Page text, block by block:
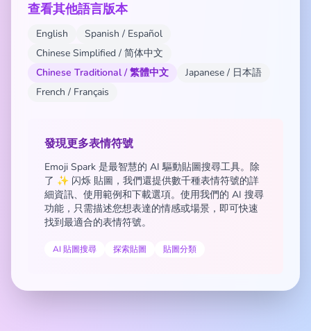
查看其他語言版本
English
Spanish / Español
Chinese Simplified / 简体中文
Chinese Traditional / 繁體中文
Japanese / 日本語
French / Français
發現更多表情符號
Emoji Spark 是最智慧的 AI 驅動貼圖搜尋工具。除
了 ✨ 闪烁 貼圖，我們還提供數千種表情符號的詳
細資訊、使用範例和下載選項。使用我們的 AI 搜尋
功能，只需描述您想表達的情感或場景，即可快速
找到最適合的表情符號。
AI 貼圖搜尋 探索貼圖 貼圖分類